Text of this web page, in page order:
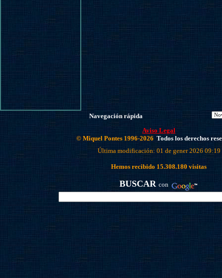
Navegación rápida
Aviso Legal
© Miquel Pontes 1996-2026 Todos los derechos
Última modificación: 01 de gener 2026 09:19
Hemos recibido 15.308.180 visitas
BUSCAR con